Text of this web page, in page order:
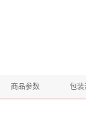
商品参数 包装